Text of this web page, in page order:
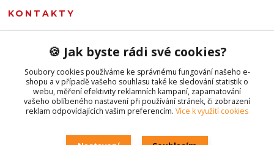
KONTAKTY
+420 777 107 335
(Po-Pá, 8-16 hod.)
obchod@hudebnivseznalek.cz
🍪 Jak byste rádi své cookies?
Soubory cookies používáme ke správnému fungování našeho e-
shopu a v případě vašeho souhlasu také ke sledování statistik o
webu, měření efektivity reklamních kampaní, zapamatování
vašeho oblíbeného nastavení při používání stránek, či zobrazení
reklam odpovídajících vašim preferencím. Více k využití cookies